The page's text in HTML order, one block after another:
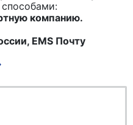
компанию.
EMS Почту